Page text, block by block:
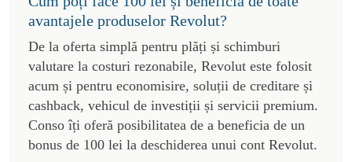
avantajele produselor Revolut?
De la oferta simplă pentru plăți și schimburi
valutare la costuri rezonabile, Revolut este folosit
acum și pentru economisire, soluții de creditare și
cashback, vehicul de investiții și servicii premium.
Conso îți oferă posibilitatea de a beneficia de un
bonus de 100 lei la deschiderea unui cont Revolut.